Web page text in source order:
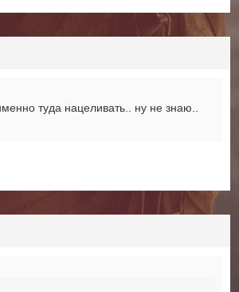
туда нацеливать.. ну не знаю..